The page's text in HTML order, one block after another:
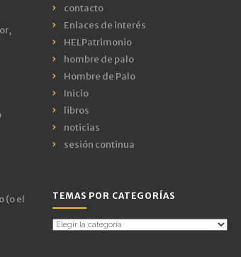
(o el
contacto
Enlaces de interés
HELPatrimonio
hombre de palo
Hombre de Palo
Inicio
libros
noticias
sesión continua
TEMAS POR CATEGORÍAS
Temas